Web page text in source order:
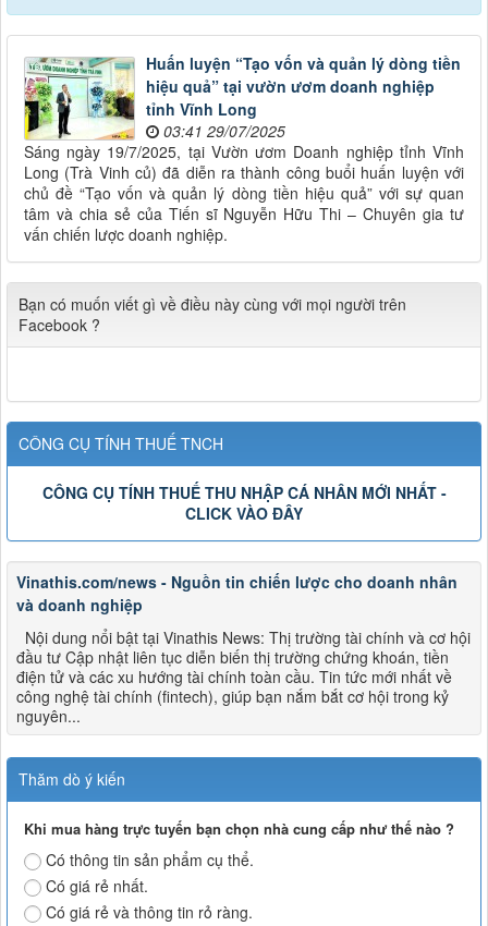
Huấn luyện “Tạo vốn và quản lý dòng tiền
hiệu quả” tại vườn ươm doanh nghiệp
tỉnh Vĩnh Long
03:41 29/07/2025
Sáng ngày 19/7/2025, tại Vườn ươm Doanh nghiệp tỉnh Vĩnh
Long (Trà Vinh củ) đã diễn ra thành công buổi huấn luyện với
chủ đề “Tạo vốn và quản lý dòng tiền hiệu quả” với sự quan
tâm và chia sẻ của Tiến sĩ Nguyễn Hữu Thi – Chuyên gia tư
vấn chiến lược doanh nghiệp.
Bạn có muốn viết gì về điều này cùng với mọi người trên
Facebook ?
CÔNG CỤ TÍNH THUẾ TNCH
CÔNG CỤ TÍNH THUẾ THU NHẬP CÁ NHÂN MỚI NHẤT -
CLICK VÀO ĐÂY
Vinathis.com/news - Nguồn tin chiến lược cho doanh nhân
và doanh nghiệp
Nội dung nổi bật tại Vinathis News: Thị trường tài chính và cơ hội
đầu tư Cập nhật liên tục diễn biến thị trường chứng khoán, tiền
điện tử và các xu hướng tài chính toàn cầu. Tin tức mới nhất về
công nghệ tài chính (fintech), giúp bạn nắm bắt cơ hội trong kỷ
nguyên...
Thăm dò ý kiến
Khi mua hàng trực tuyến bạn chọn nhà cung cấp như thế nào ?
Có thông tin sản phẩm cụ thể.
Có giá rẻ nhất.
Có giá rẻ và thông tin rỏ ràng.